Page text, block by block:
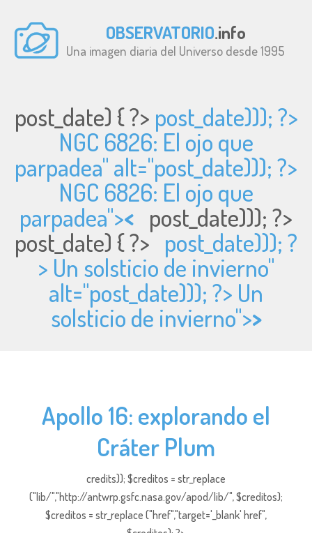
OBSERVATORIO.info
Una imagen diaria del Universo desde 1995
post_date) { ?> post_date))); ?>
NGC 6826: El ojo que
parpadea" alt="post_date))); ?>
NGC 6826: El ojo que
parpadea">< post_date))); ?>
post_date) { ?> post_date))); ?
> Un solsticio de invierno"
alt="post_date))); ?> Un
solsticio de invierno">>
Apollo 16: explorando el
Cráter Plum
credits)); $creditos = str_replace
("lib/","http://antwrp.gsfc.nasa.gov/apod/lib/", $creditos);
$creditos = str_replace ("href","target='_blank' href",